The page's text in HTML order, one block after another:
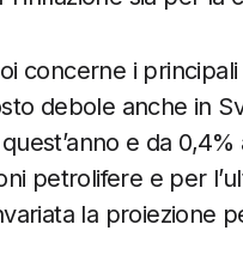
concerne i
debole anche in
e da
petrolifere e per
la proiezione